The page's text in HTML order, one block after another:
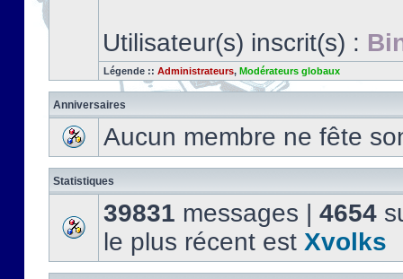
Utilisateur(s) inscrit(s) :
Légende :: Administrateurs, Modérateurs globaux
Anniversaires
Aucun membre ne fête
Statistiques
39831 messages | 4654
le plus récent est Xvolks